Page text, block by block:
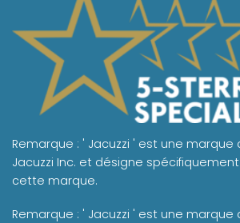
Remarque : ' Jacuzzi ' est une
Jacuzzi Inc. et désigne
cette marque.
Remarque : ' Jacuzzi ' est une